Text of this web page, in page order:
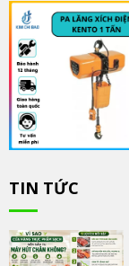
TIN TỨC